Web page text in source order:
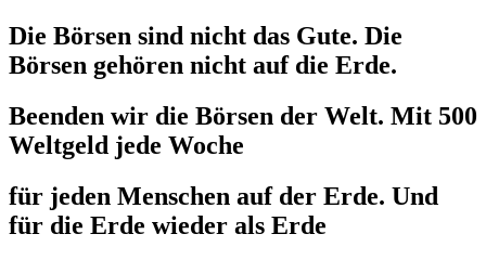
Die Börsen sind nicht das Gute. Die
Börsen gehören nicht auf die Erde.
Beenden wir die Börsen der Welt. Mit 500
Weltgeld jede Woche
für jeden Menschen auf der Erde. Und
für die Erde wieder als Erde